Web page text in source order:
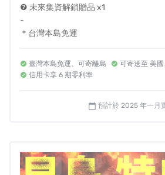
台灣的情勢，將決定友邦是否馳援，
誰在戰後擁有最強優勢，才是真正的
共軍把持，將決定遊戲結局。
❼ 未來集資解鎖贈品 x1
-
＊台灣本島免運
臺灣本島免運、可寄離島
可寄送至 美
信用卡享 6 期零利率
calendar_today 預計於 2025 年一月